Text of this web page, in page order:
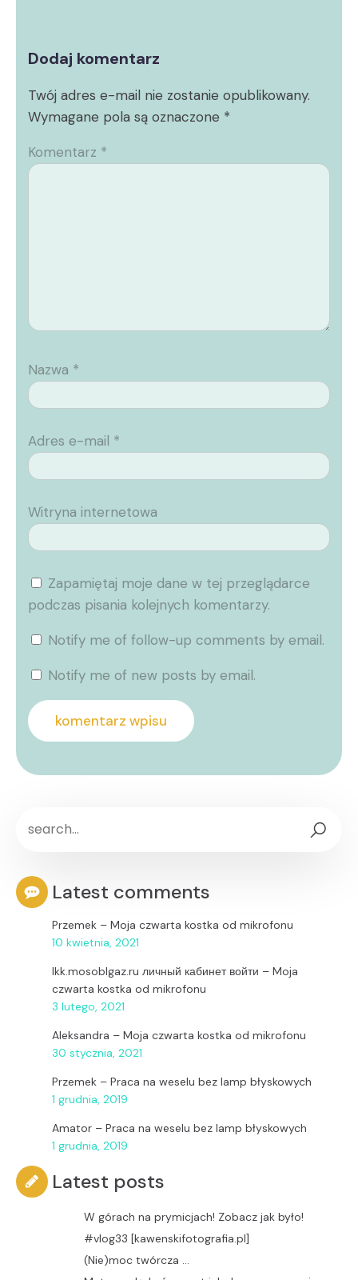
Dodaj komentarz
Twój adres e-mail nie zostanie opublikowany.
Wymagane pola są oznaczone *
Komentarz *
Nazwa *
Adres e-mail *
Witryna internetowa
Zapamiętaj moje dane w tej przeglądarce
podczas pisania kolejnych komentarzy.
Notify me of follow-up comments by email.
Notify me of new posts by email.
Latest comments
Przemek – Moja czwarta kostka od mikrofonu
10 kwietnia, 2021
lkk.mosoblgaz.ru личный кабинет войти – Moja
czwarta kostka od mikrofonu
3 lutego, 2021
Aleksandra – Moja czwarta kostka od mikrofonu
30 stycznia, 2021
Przemek – Praca na weselu bez lamp błyskowych
1 grudnia, 2019
Amator – Praca na weselu bez lamp błyskowych
1 grudnia, 2019
Latest posts
W górach na prymicjach! Zobacz jak było!
#vlog33 [kawenskifotografia.pl]
(Nie)moc twórcza …